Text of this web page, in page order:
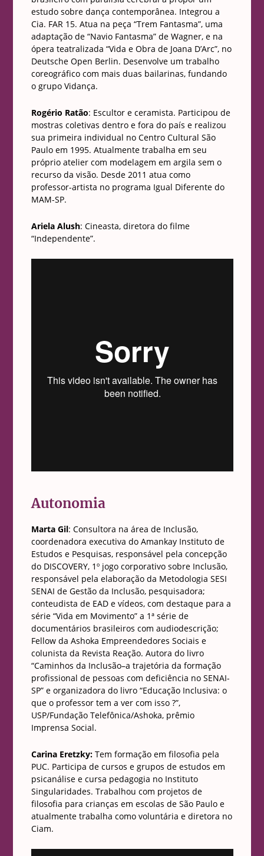
estudo sobre dança contemporânea. Integrou a
Cia. FAR 15. Atua na peça “Trem Fantasma”, uma
adaptação de “Navio Fantasma” de Wagner, e na
ópera teatralizada “Vida e Obra de Joana D’Arc”, no
Deutsche Open Berlin. Desenvolve um trabalho
coreográfico com mais duas bailarinas, fundando
o grupo Vidança.
Rogério Ratão: Escultor e ceramista. Participou de
mostras coletivas dentro e fora do país e realizou
sua primeira individual no Centro Cultural São
Paulo em 1995. Atualmente trabalha em seu
próprio atelier com modelagem em argila sem o
recurso da visão. Desde 2011 atua como
professor-artista no programa Igual Diferente do
MAM-SP.
Ariela Alush: Cineasta, diretora do filme
“Independente”.
Autonomia
Marta Gil: Consultora na área de Inclusão,
coordenadora executiva do Amankay Instituto de
Estudos e Pesquisas, responsável pela concepção
do DISCOVERY, 1º jogo corporativo sobre Inclusão,
responsável pela elaboração da Metodologia SESI
SENAI de Gestão da Inclusão, pesquisadora;
conteudista de EAD e vídeos, com destaque para a
série “Vida em Movimento” a 1ª série de
documentários brasileiros com audiodescrição;
Fellow da Ashoka Empreendedores Sociais e
colunista da Revista Reação. Autora do livro
“Caminhos da Inclusão–a trajetória da formação
profissional de pessoas com deficiência no SENAI-
SP” e organizadora do livro “Educação Inclusiva: o
que o professor tem a ver com isso ?”,
USP/Fundação Telefônica/Ashoka, prêmio
Imprensa Social.
Carina Eretzky:Tem formação em filosofia pela
PUC. Participa de cursos e grupos de estudos em
psicanálise e cursa pedagogia no Instituto
Singularidades. Trabalhou com projetos de
filosofia para crianças em escolas de São Paulo e
atualmente trabalha como voluntária e diretora no
Ciam.